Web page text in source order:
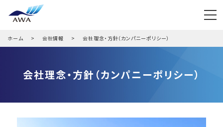
ホーム 会社情報 会社理念・方針（カンパニーポリシー）
会社理念・方針（カンパニーポリシー）